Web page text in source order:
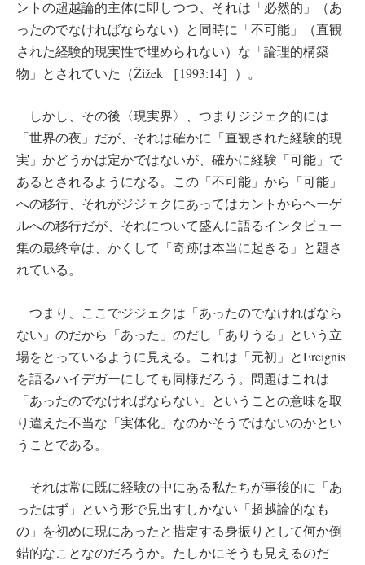
ントの超越論的主体に即しつつ、それは「必然的」（あ
ったのでなければならない）と同時に「不可能」（直観
された経験的現実性で埋められない）な「論理的構築
物」とされていた（Žižek ［1993:14］）。
しかし、その後〈現実界〉、つまりジジェク的には
「世界の夜」だが、それは確かに「直観された経験的現
実」かどうかは定かではないが、確かに経験「可能」で
あるとされるようになる。この「不可能」から「可能」
への移行、それがジジェクにあってはカントからヘーゲ
ルへの移行だが、それについて盛んに語るインタビュー
集の最終章は、かくして「奇跡は本当に起きる」と題さ
れている。
つまり、ここでジジェクは「あったのでなければなら
ない」のだから「あった」のだし「ありうる」という立
場をとっているように見える。これは「元初」とEreignis
を語るハイデガーにしても同様だろう。問題はこれは
「あったのでなければならない」ということの意味を取
り違えた不当な「実体化」なのかそうではないのかとい
うことである。
それは常に既に経験の中にある私たちが事後的に「あ
ったはず」という形で見出すしかない「超越論的なも
の」を初めに現にあったと措定する身振りとして何か倒
錯的なことなのだろうか。たしかにそうも見えるのだ